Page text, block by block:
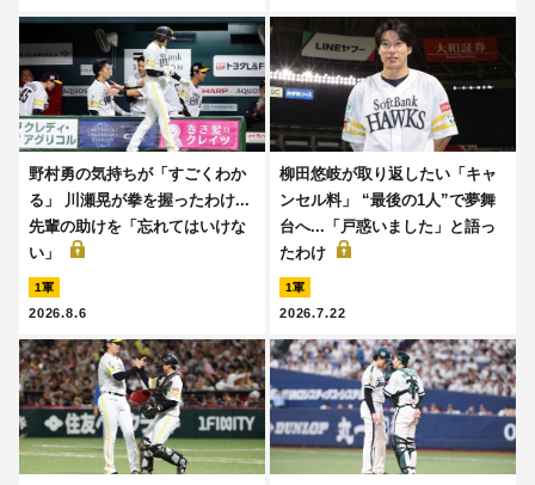
野村勇の気持ちが「すごくわか
る」 川瀬晃が拳を握ったわけ...
先輩の助けを「忘れてはいけな
い」
1軍
2026.8.6
柳田悠岐が取り返したい「キャ
ンセル料」 “最後の1人”で夢舞
台へ...「戸惑いました」と語っ
たわけ
1軍
2026.7.22